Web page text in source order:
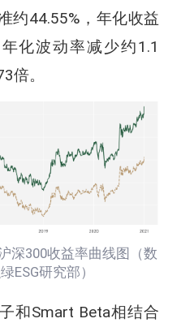
约44.55%，年化收益
化波动率减少约1.1
倍。
深300收益率曲线图（数
ESG研究部）
和Smart Beta相结合